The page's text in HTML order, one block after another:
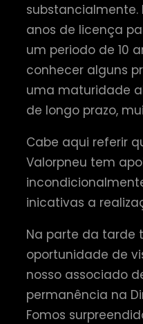
substancialmente.
anos de licença
um periodo de 10
conhecer alguns
uma maturidade
de longo prazo,
Cabe aqui referir
Valorpneu tem
inicativas a
Na parte da tarde
oportunidade de
nosso associado
permanência na
Fomos